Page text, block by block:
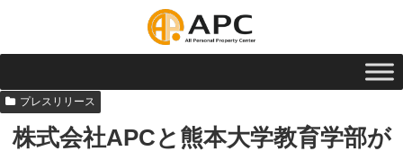
プレスリリース
株式会社APCと熊本大学教育学部が